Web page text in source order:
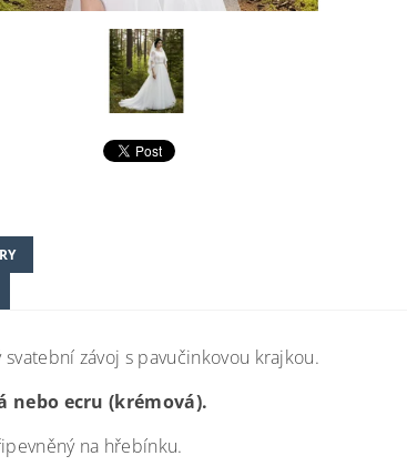
svatební závoj s pavučinkovou krajkou.
nebo ecru (krémová).
na hřebínku.